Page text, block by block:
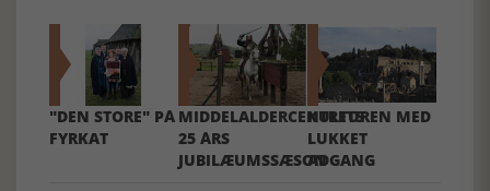
"DEN STORE" PÅ
FYRKAT
MIDDELALDERCENTRETS
25 ÅRS
JUBILÆUMSSÆSON
KULTUREN MED
LUKKET
ADGANG